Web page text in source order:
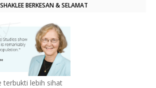
SHAKLEE BERKESAN & SELAMAT
terbukti lebih sihat